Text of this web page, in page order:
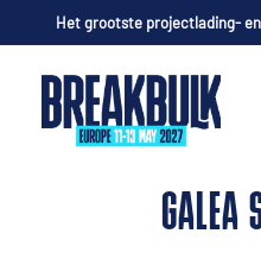
Het grootste projectlading-
GALEA